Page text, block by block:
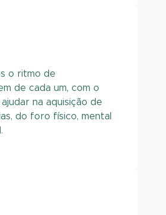
o ritmo de
de cada um, com o
na aquisição de
do foro físico, mental